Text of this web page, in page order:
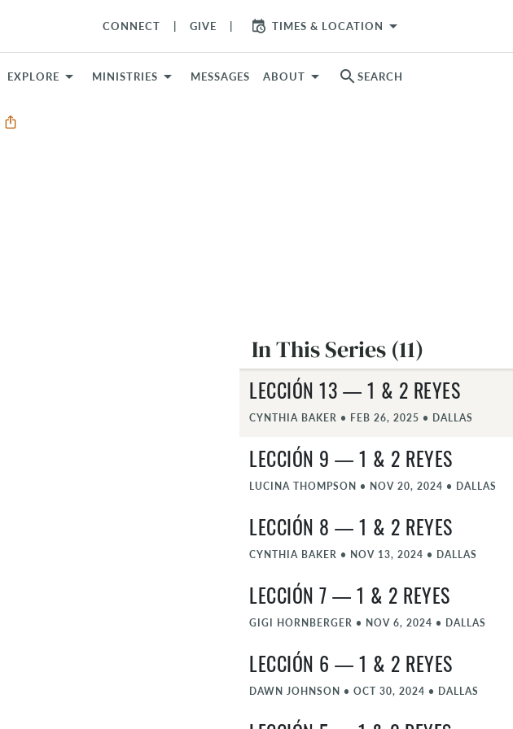
CONNECT GIVE TIMES & LOCATION arrow_drop_down
EXPLORE MINISTRIES MESSAGES ABOUT search SEARCH
In This Series (11)
LECCIÓN 13 — 1 & 2 REYES
CYNTHIA BAKER • FEB 26, 2025 • DALLAS
LECCIÓN 9 — 1 & 2 REYES
LUCINA THOMPSON • NOV 20, 2024 • DALLAS
LECCIÓN 8 — 1 & 2 REYES
CYNTHIA BAKER • NOV 13, 2024 • DALLAS
LECCIÓN 7 — 1 & 2 REYES
GIGI HORNBERGER • NOV 6, 2024 • DALLAS
LECCIÓN 6 — 1 & 2 REYES
DAWN JOHNSON • OCT 30, 2024 • DALLAS